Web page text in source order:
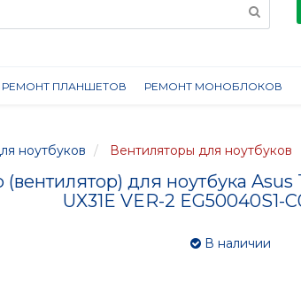
РЕМОНТ ПЛАНШЕТОВ РЕМОНТ МОНОБЛОКОВ
ноутбуков Вентиляторы для ноутбуков
(вентилятор) для ноутбука Asus
UX31E VER-2 EG50040S1-
В наличии